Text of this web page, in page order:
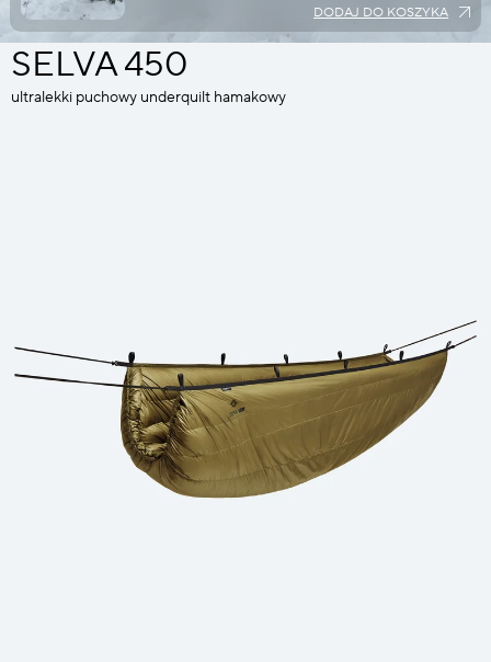
DODAJ DO KOSZYKA
SELVA 450
ultralekki puchowy underquilt hamakowy